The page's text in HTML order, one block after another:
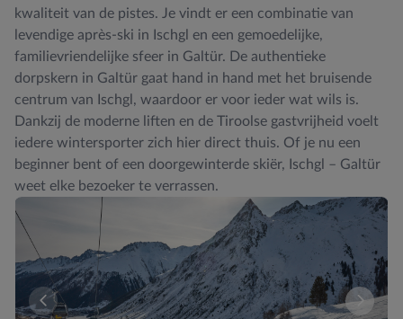
kwaliteit van de pistes. Je vindt er een combinatie van
levendige après-ski in Ischgl en een gemoedelijke,
familievriendelijke sfeer in Galtür. De authentieke
dorpskern in Galtür gaat hand in hand met het bruisende
centrum van Ischgl, waardoor er voor ieder wat wils is.
Dankzij de moderne liften en de Tiroolse gastvrijheid voelt
iedere wintersporter zich hier direct thuis. Of je nu een
beginner bent of een doorgewinterde skiër, Ischgl – Galtür
weet elke bezoeker te verrassen.
Er zijn momenteel geen kamers beschikbaar voor deze